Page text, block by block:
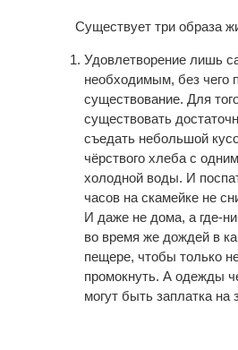
Существует три образа
Удовлетворение лишь
необходимым, без чего
существование. Для
существовать
съедать небольшой
чёрствого хлеба с
холодной воды. И
часов на скамейке не
И даже не дома, а где-
во время же дождей в
пещере, чтобы только
промокнуть. А одежды
могут быть заплатка на